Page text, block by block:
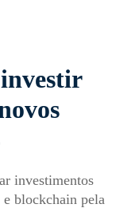
investimentos
blockchain pela